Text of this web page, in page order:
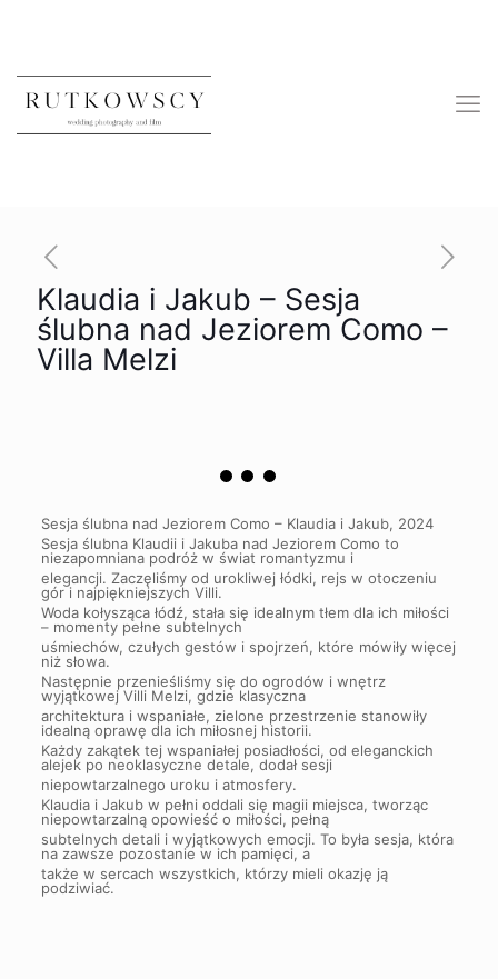
Klaudia i Jakub – Sesja
ślubna nad Jeziorem Como –
Villa Melzi
Sesja ślubna nad Jeziorem Como – Klaudia i Jakub, 2024
Sesja ślubna Klaudii i Jakuba nad Jeziorem Como to
niezapomniana podróż w świat romantyzmu i
elegancji. Zaczęliśmy od urokliwej łódki, rejs w otoczeniu
gór i najpiękniejszych Villi.
Woda kołysząca łódź, stała się idealnym tłem dla ich miłości
– momenty pełne subtelnych
uśmiechów, czułych gestów i spojrzeń, które mówiły więcej
niż słowa.
Następnie przenieśliśmy się do ogrodów i wnętrz
wyjątkowej Villi Melzi, gdzie klasyczna
architektura i wspaniałe, zielone przestrzenie stanowiły
idealną oprawę dla ich miłosnej historii.
Każdy zakątek tej wspaniałej posiadłości, od eleganckich
alejek po neoklasyczne detale, dodał sesji
niepowtarzalnego uroku i atmosfery.
Klaudia i Jakub w pełni oddali się magii miejsca, tworząc
niepowtarzalną opowieść o miłości, pełną
subtelnych detali i wyjątkowych emocji. To była sesja, która
na zawsze pozostanie w ich pamięci, a
także w sercach wszystkich, którzy mieli okazję ją
podziwiać.